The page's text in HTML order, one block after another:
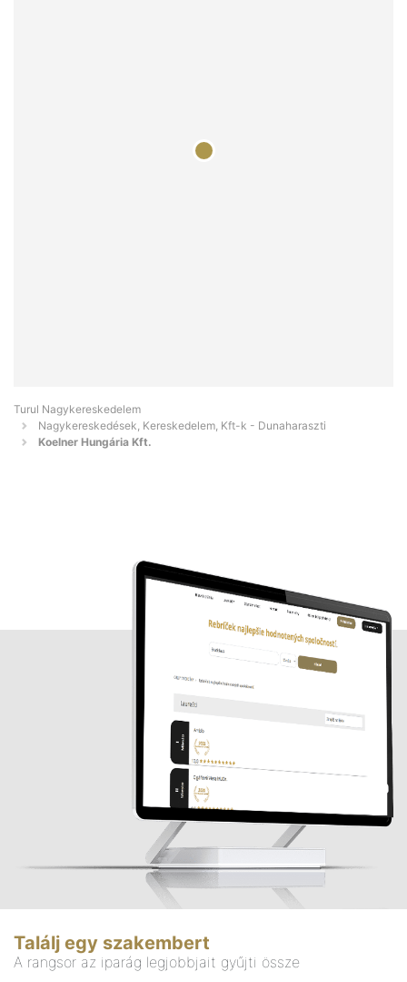
Turul Nagykereskedelem
Nagykereskedések, Kereskedelem, Kft-k - Dunaharaszti
Koelner Hungária Kft.
Találj egy szakembert
A rangsor az iparág legjobbjait gyűjti össze